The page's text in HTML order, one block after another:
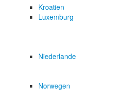
Kroatien
Luxemburg
Niederlande
Norwegen